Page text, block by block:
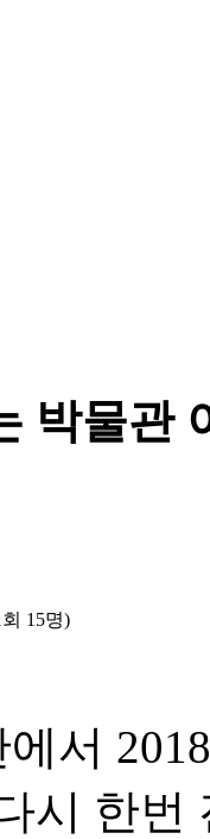
박물관
15명)
서
시 한번